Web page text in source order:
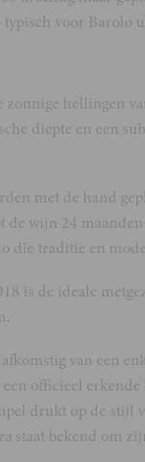
voor Barolo
zonnige hellingen
diepte en een
met de hand
wijn 24
die traditie en
is de ideale
van een
een officieel
drukt op de stijl
staat bekend om